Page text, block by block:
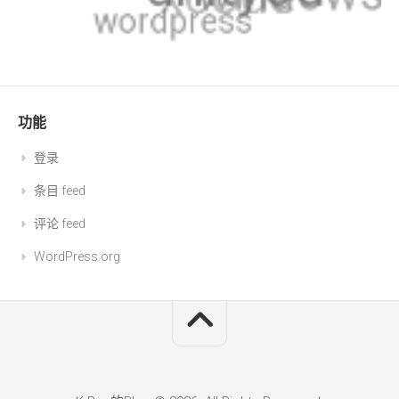
功能
登录
条目 feed
评论 feed
WordPress.org